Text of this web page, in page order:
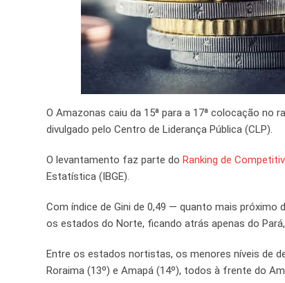
O Amazonas caiu da 15ª para a 17ª colocação no
divulgado pelo Centro de Liderança Pública (CLP).
O levantamento faz parte do Ranking de
Estatística (IBGE).
Com índice de Gini de 0,49 — quanto mais
os estados do Norte, ficando atrás apenas do
Entre os estados nortistas, os menores níveis de
Roraima (13º) e Amapá (14º), todos à frente do